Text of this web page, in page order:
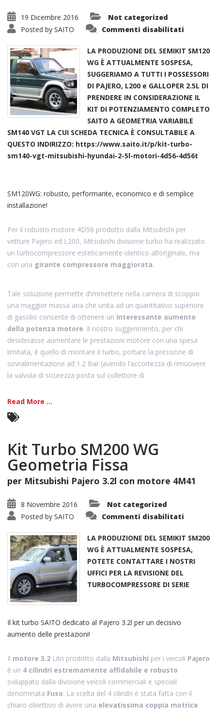
19 Dicembre 2016
Not categorized
Posted by SAITO Commenti disabilitati
SM120
WG
Fissa
LA PRODUZIONE DEL SEMIKIT SM120
WG È ATTUALMENTE SOSPESA,
SUGGERIAMO A TUTTI I POSSESSORI
DI PAJERO, L200 e GALLOPER 2.5L DI
PRENDERE IN CONSIDERAZIONE IL
KIT DI POTENZIAMENTO COMPLETO
SAITO A GEOMETRIA VARIABILE
SM140 VGT LA CUI SCHEDA TECNICA È CONSULTABILE A
QUESTO INDIRIZZO: https://www.saito.it/p/kit-turbo-
sm140-vgt-mitsubishi-hyundai-2-5l-motori-4d56-4d56t
SM120WG: robusto, performante, economico e di semplice
installazione!
Per il robusto motore 4D56 prodotto dalla Mitsubishi per
vetture Pajero ed L200, Mitsubishi divisione turbo ha realizzato
un turbocompressore esteticamente identico all’originale, ma
con una girante compressore maggiorata.
Tale soluzione permette d’immettere nella camera di scoppio
una maggior massa aria che unita ad un quantitativo superiore
di gasolio consente di ottenere un interessante aumento
della potenza motore. Il nostro suggerimento, per chi
desiderasse aumentare le prestazioni motore con una spesa
limitata, è quello di montare il turbo, portare la pressione di
sovralimentazione ad 1.2 Bar (avendo l’accortezza di rimuovere
la valvola di sicurezza posta sul collettore di
Read More ...
Kit Turbo SM200 WG
Geometria Fissa
per Mitsubishi Pajero 3.2l con motore 4M41
8 Novembre 2016
Not categorized
Posted by SAITO Commenti disabilitati
SM200
WG
Fissa
LA PRODUZIONE DEL SEMIKIT SM200
WG È ATTUALMENTE SOSPESA,
POTETE CONTATTARE I NOSTRI
UFFICI PER LA REVISIONE DEL
TURBOCOMPRESSORE DI SERIE
Il kit turbo SAITO dedicato al Pajero 3.2l per un decisivo
aumento delle prestazioni!
Il motore 3.2 Litri prodotto dalla Mitsubishi per i veicoli Pajero
è un 4 cilindri estremamente affidabile e robusto
sviluppato dalla divisione veicoli commerciali e speciali
denominata Fuso. La scelta del 4 cilindri è stata fatta con il
chiaro obiettivo di avere una elevatissima coppia motrice